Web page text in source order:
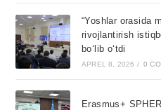
“Yoshlar orasida
rivojlantirish
bo‘lib o‘tdi
APREL 8, 2026 / 0
Erasmus+